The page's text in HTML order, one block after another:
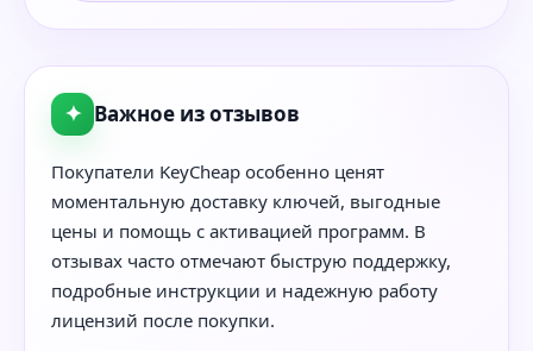
✦ Важное из отзывов
Покупатели KeyCheap особенно ценят
моментальную доставку ключей, выгодные
цены и помощь с активацией программ. В
отзывах часто отмечают быструю поддержку,
подробные инструкции и надежную работу
лицензий после покупки.